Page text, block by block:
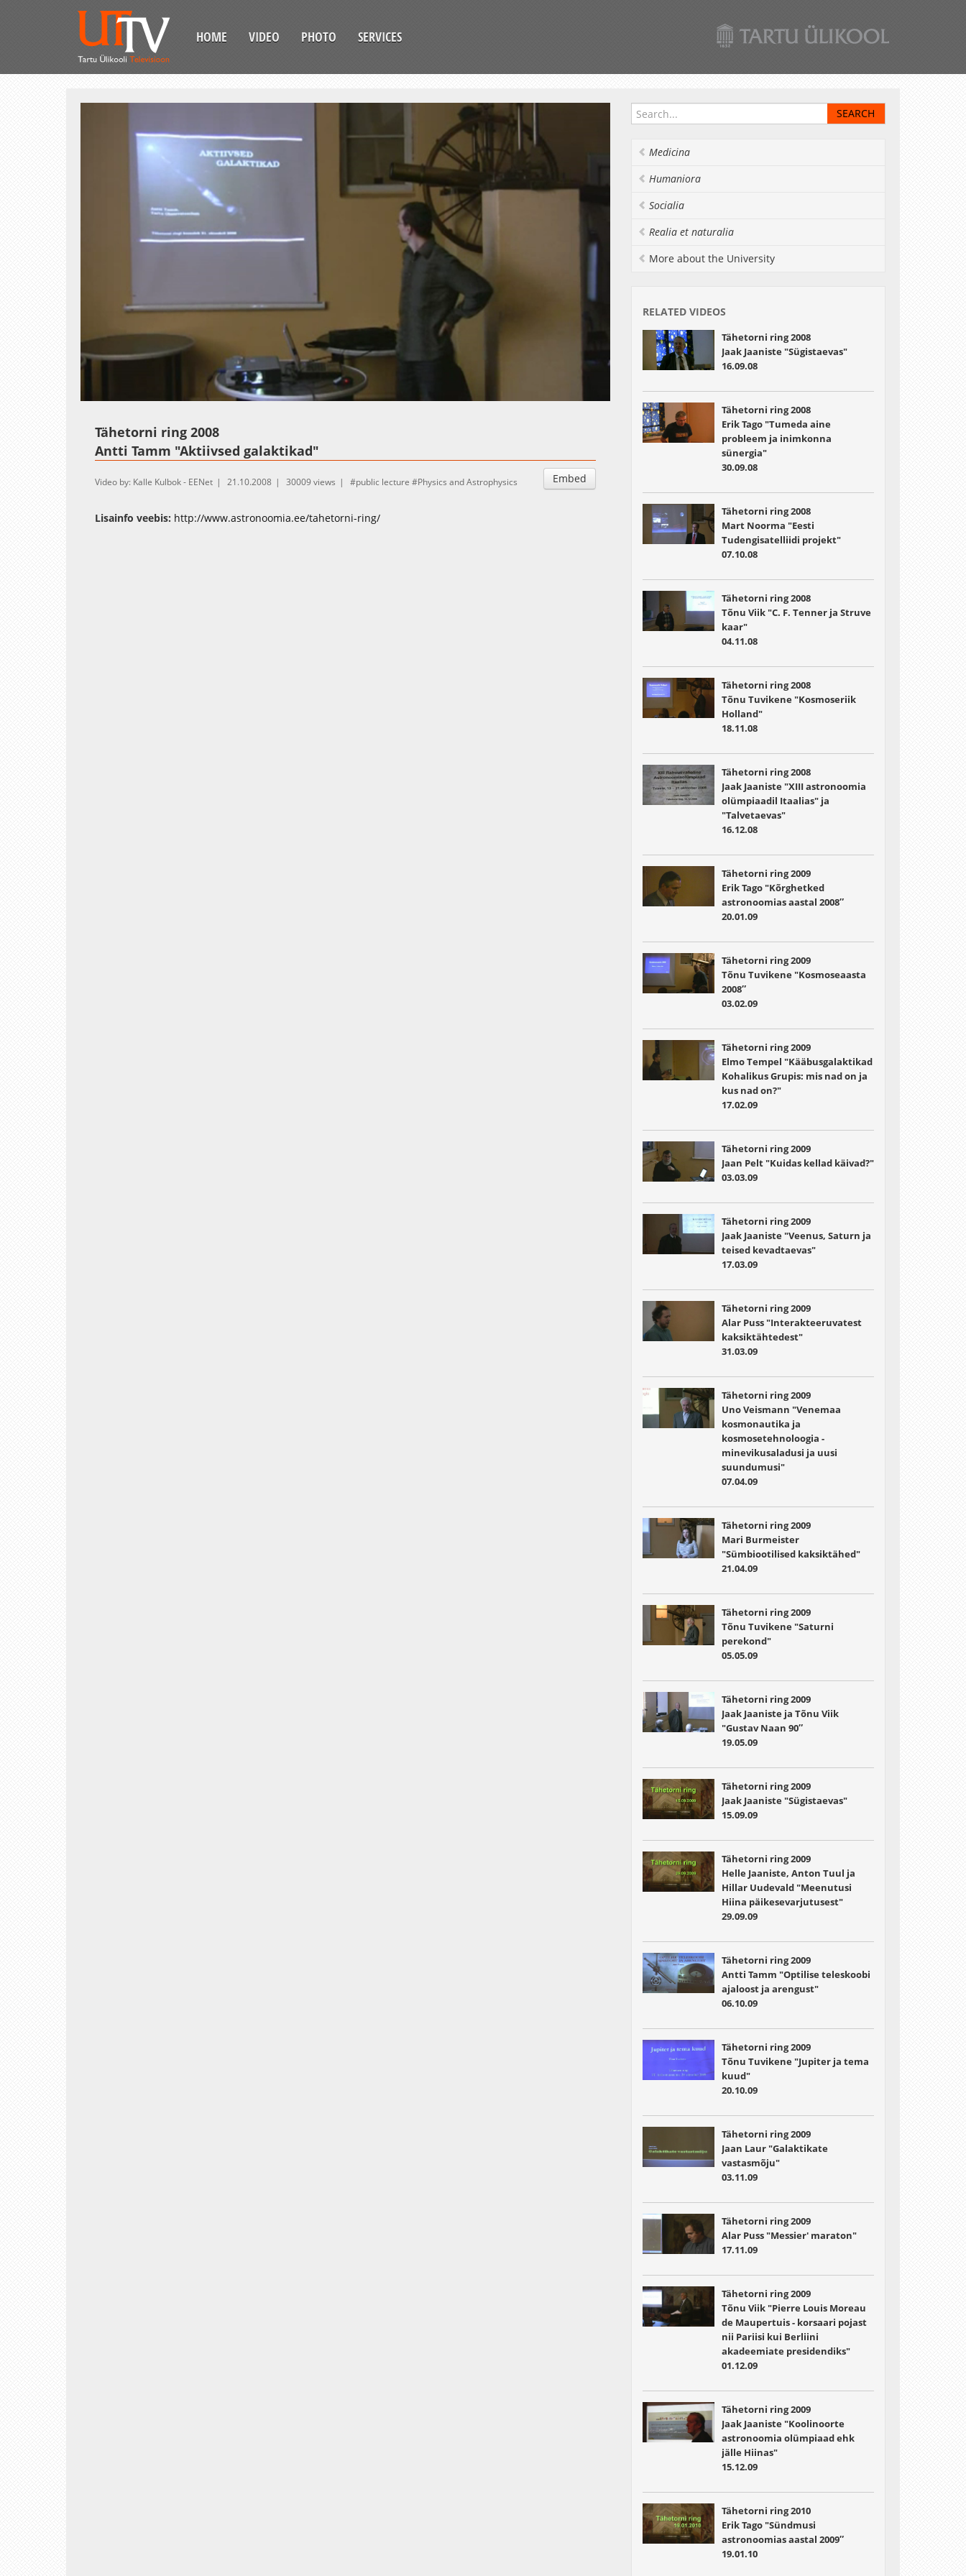
HOME VIDEO PHOTO SERVICES
Tähetorni ring 2008
Antti Tamm "Aktiivsed galaktikad"
Embed
Video by: Kalle Kulbok - EENet 21.10.2008 30009 views public lecture Physics and Astrophysics
Lisainfo veebis: http://www.astronoomia.ee/tahetorni-ring/
Medicina
Humaniora
Socialia
Realia et naturalia
More about the University
RELATED VIDEOS
Tähetorni ring 2008
Jaak Jaaniste "Sügistaevas"
16.09.08
Tähetorni ring 2008
Erik Tago "Tumeda aine
probleem ja inimkonna
sünergia"
30.09.08
Tähetorni ring 2008
Mart Noorma "Eesti
Tudengisatelliidi projekt"
07.10.08
Tähetorni ring 2008
Tõnu Viik "C. F. Tenner ja Struve
kaar"
04.11.08
Tähetorni ring 2008
Tõnu Tuvikene "Kosmoseriik
Holland"
18.11.08
Tähetorni ring 2008
Jaak Jaaniste "XIII astronoomia
olümpiaadil Itaalias" ja
"Talvetaevas"
16.12.08
Tähetorni ring 2009
Erik Tago "Kõrghetked
astronoomias aastal 2008″
20.01.09
Tähetorni ring 2009
Tõnu Tuvikene "Kosmoseaasta
2008″
03.02.09
Tähetorni ring 2009
Elmo Tempel "Kääbusgalaktikad
Kohalikus Grupis: mis nad on ja
kus nad on?"
17.02.09
Tähetorni ring 2009
Jaan Pelt "Kuidas kellad käivad?"
03.03.09
Tähetorni ring 2009
Jaak Jaaniste "Veenus, Saturn ja
teised kevadtaevas"
17.03.09
Tähetorni ring 2009
Alar Puss "Interakteeruvatest
kaksiktähtedest"
31.03.09
Tähetorni ring 2009
Uno Veismann "Venemaa
kosmonautika ja
kosmosetehnoloogia -
minevikusaladusi ja uusi
suundumusi"
07.04.09
Tähetorni ring 2009
Mari Burmeister
"Sümbiootilised kaksiktähed"
21.04.09
Tähetorni ring 2009
Tõnu Tuvikene "Saturni
perekond"
05.05.09
Tähetorni ring 2009
Jaak Jaaniste ja Tõnu Viik
"Gustav Naan 90″
19.05.09
Tähetorni ring 2009
Jaak Jaaniste "Sügistaevas"
15.09.09
Tähetorni ring 2009
Helle Jaaniste, Anton Tuul ja
Hillar Uudevald "Meenutusi
Hiina päikesevarjutusest"
29.09.09
Tähetorni ring 2009
Antti Tamm "Optilise teleskoobi
ajaloost ja arengust"
06.10.09
Tähetorni ring 2009
Tõnu Tuvikene "Jupiter ja tema
kuud"
20.10.09
Tähetorni ring 2009
Jaan Laur "Galaktikate
vastasmõju"
03.11.09
Tähetorni ring 2009
Alar Puss "Messier' maraton"
17.11.09
Tähetorni ring 2009
Tõnu Viik "Pierre Louis Moreau
de Maupertuis - korsaari pojast
nii Pariisi kui Berliini
akadeemiate presidendiks"
01.12.09
Tähetorni ring 2009
Jaak Jaaniste "Koolinoorte
astronoomia olümpiaad ehk
jälle Hiinas"
15.12.09
Tähetorni ring 2010
Erik Tago "Sündmusi
astronoomias aastal 2009″
19.01.10